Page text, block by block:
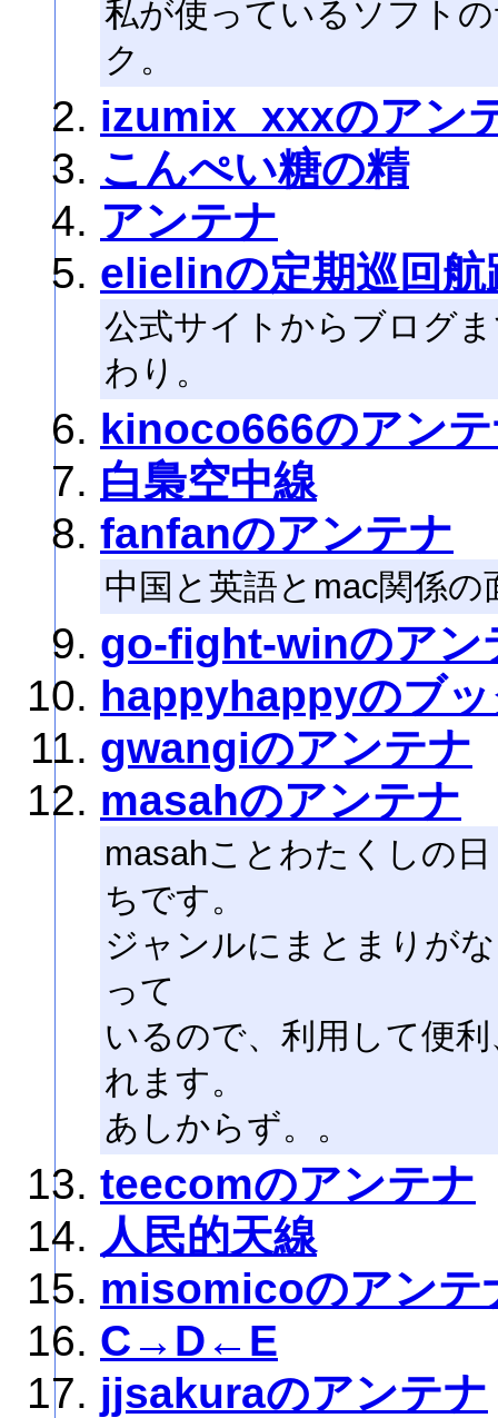
私が使っているソフト
ク。
izumix_xxxのアン
こんぺい糖の精
アンテナ
elielinの定期巡回航
公式サイトからブログ
わり。
kinoco666のアン
白梟空中線
fanfanのアンテナ
中国と英語とmac関係
go-fight-winのアン
happyhappyのブ
gwangiのアンテナ
masahのアンテナ
masahことわたくしの
ちです。
ジャンルにまとまりが
って
いるので、利用して便
れます。
あしからず。。
teecomのアンテナ
人民的天線
misomicoのアンテ
C→D←E
jjsakuraのアンテナ